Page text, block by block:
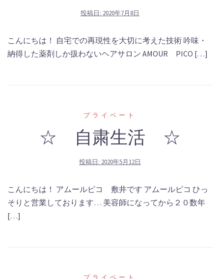
投稿日: 2020年7月8日
こんにちは！ 自宅での再現性を大切に考えた技術 吟味・
納得した薬剤しか扱わないヘアサロン AMOUR PICO […]
プライベート
☆ 自粛生活 ☆
投稿日: 2020年5月12日
こんにちは！ アムールピコ 敷井です アムールピコ ひっ
そりと営業しております… 美容師になってから２０数年
[…]
プライベート